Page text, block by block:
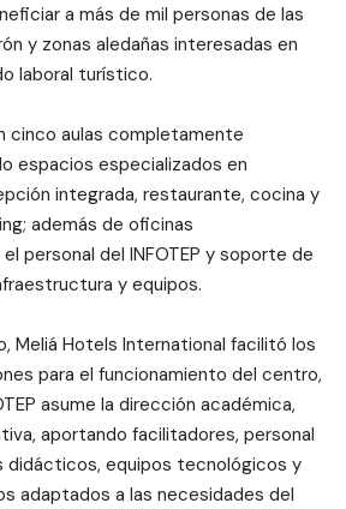
a más de mil personas de las
y zonas aledañas interesadas en
laboral turístico.
cinco aulas completamente
espacios especializados en
integrada, restaurante, cocina y
además de oficinas
personal del INFOTEP y soporte de
y equipos.
Meliá Hotels International facilitó los
para el funcionamiento del centro,
asume la dirección académica,
aportando facilitadores, personal
didácticos, equipos tecnológicos y
adaptados a las necesidades del